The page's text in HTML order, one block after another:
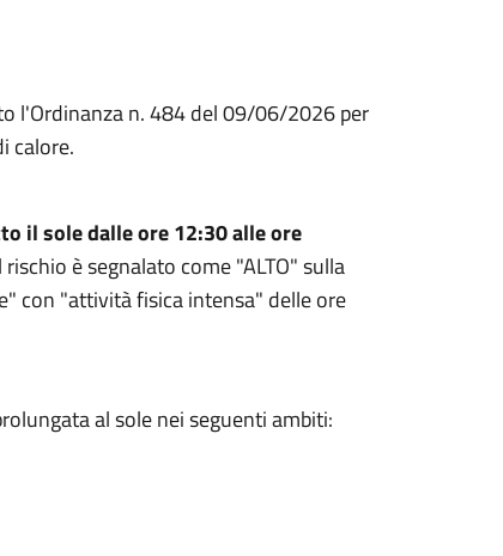
l'Ordinanza n. 484 del 09/06/2026 per
calore.
il sole dalle ore 12:30 alle ore
è segnalato come "ALTO" sulla
con "attività fisica intensa" delle ore
al sole nei seguenti ambiti: